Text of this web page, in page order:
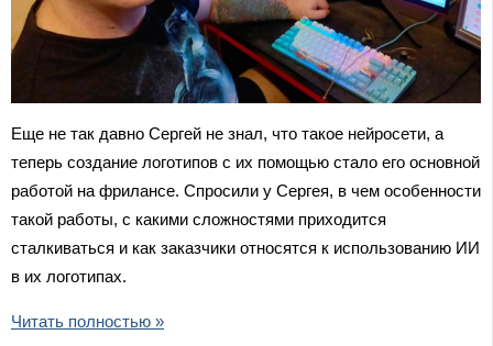
Еще не так давно Сергей не знал, что такое нейросети, а
теперь создание логотипов с их помощью стало его основной
работой на фрилансе. Спросили у Сергея, в чем особенности
такой работы, с какими сложностями приходится
сталкиваться и как заказчики относятся к использованию ИИ
в их логотипах.
Читать полностью »